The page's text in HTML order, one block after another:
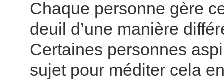
Chaque personne gère
deuil d’une manière
Certaines personnes
sujet pour méditer cela